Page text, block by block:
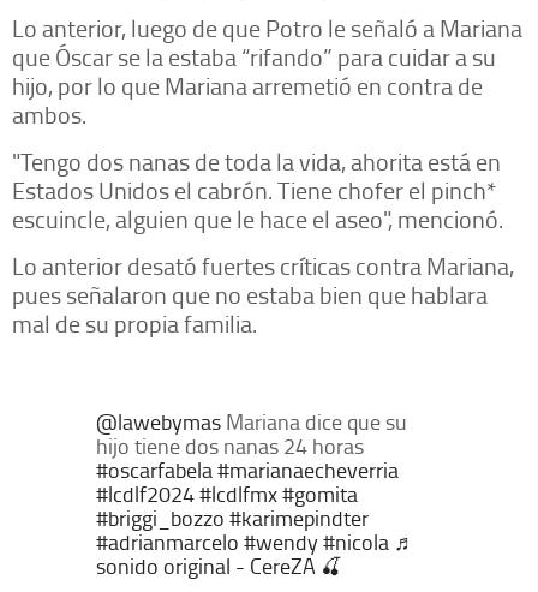
Lo anterior, luego de que Potro le señaló a Mariana
que Óscar se la estaba “rifando” para cuidar a su
hijo, por lo que Mariana arremetió en contra de
ambos.
"Tengo dos nanas de toda la vida, ahorita está en
Estados Unidos el cabrón. Tiene chofer el pinch*
escuincle, alguien que le hace el aseo", mencionó.
Lo anterior desató fuertes críticas contra Mariana,
pues señalaron que no estaba bien que hablara
mal de su propia familia.
@lawebymas Mariana dice que su
hijo tiene dos nanas 24 horas
#oscarfabela#marianaecheverria
#lcdlf2024#lcdlfmx#gomita
#briggi_bozzo #karimepindter
#adrianmarcelo #wendy#nicola ♬
sonido original - CereZA 🍒